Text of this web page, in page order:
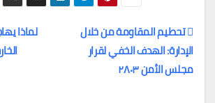
تصفّح
المقالات
لماذا
تحطيم المقاومة من خلال
الإدارة: الهدف الخفي لقرار
مجلس الأمن ٢٨٠٣